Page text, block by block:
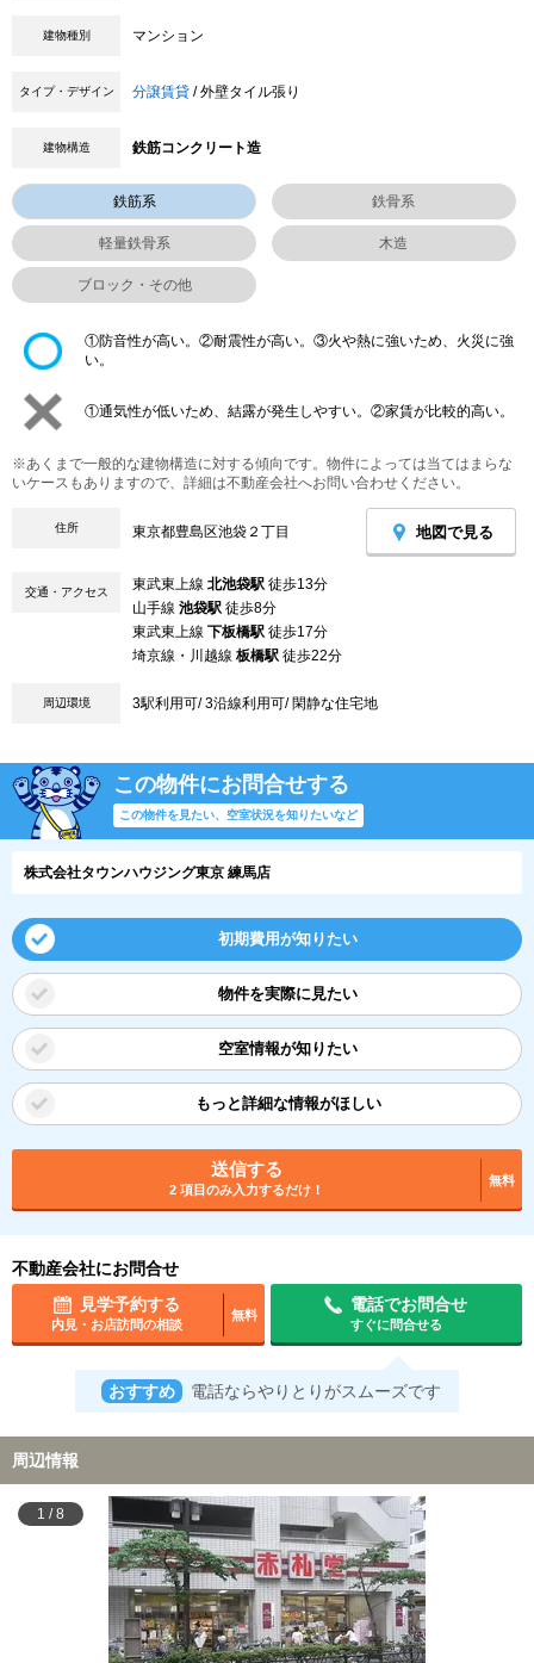
建物種別 マンション
タイプ・デザイン 分譲賃貸 / 外壁タイル張り
建物構造 鉄筋コンクリート造
鉄筋系 鉄骨系
軽量鉄骨系 木造
ブロック・その他
①防音性が高い。②耐震性が高い。③火や熱に強いため、火災に強
い。
①通気性が低いため、結露が発生しやすい。②家賃が比較的高い。
※あくまで一般的な建物構造に対する傾向です。物件によっては当てはまらな
いケースもありますので、詳細は不動産会社へお問い合わせください。
住所 東京都豊島区池袋２丁目 地図で見る
交通・アクセス 東武東上線 北池袋駅 徒歩13分
山手線 池袋駅 徒歩8分
東武東上線 下板橋駅 徒歩17分
埼京線・川越線 板橋駅 徒歩22分
周辺環境 3駅利用可/ 3沿線利用可/ 閑静な住宅地
この物件にお問合せする
この物件を見たい、空室状況を知りたいなど
株式会社タウンハウジング東京 練馬店
初期費用が知りたい
物件を実際に見たい
空室情報が知りたい
もっと詳細な情報がほしい
送信する
2 項目のみ入力するだけ！
無料
不動産会社にお問合せ
見学予約する
内見・お店訪問の相談
無料
電話でお問合せ
すぐに問合せる
おすすめ 電話ならやりとりがスムーズです
周辺情報
1 /8